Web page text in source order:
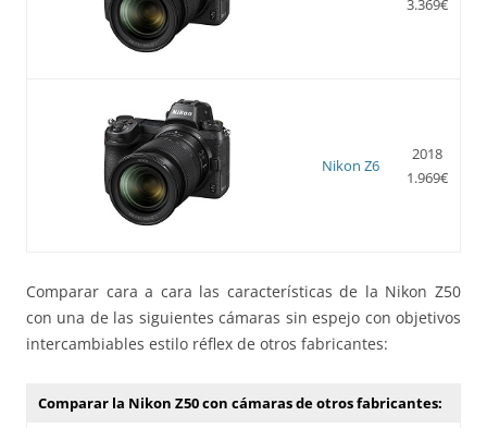
3.369€
Nikon Z6
2018
1.969€
Comparar cara a cara las características de la Nikon Z50
con una de las siguientes cámaras sin espejo con objetivos
intercambiables estilo réflex de otros fabricantes:
Comparar la Nikon Z50 con cámaras de otros fabricantes: